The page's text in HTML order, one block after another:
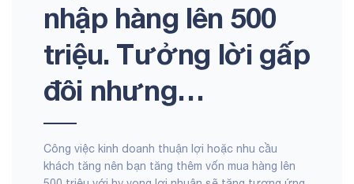
nhập hàng lên 500
triệu. Tưởng lời gấp
đôi nhưng…
Công việc kinh doanh thuận lợi hoặc nhu cầu
khách tăng nên bạn tăng thêm vốn mua hàng lên